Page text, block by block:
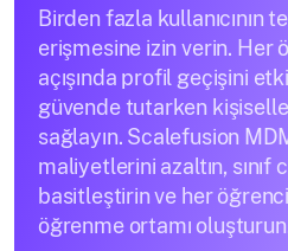
Birden fazla kullanıcının
erişmesine izin verin. Her
açışında profil geçişini
güvende tutarken
sağlayın. Scalefusion
maliyetlerini azaltın, sınıf
basitleştirin ve her
öğrenme ortamı